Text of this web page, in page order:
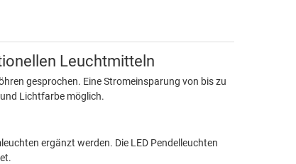
Leuchtmitteln
gesprochen. Eine Stromeinsparung von bis zu
Lichtfarbe möglich.
ergänzt werden. Die LED Pendelleuchten